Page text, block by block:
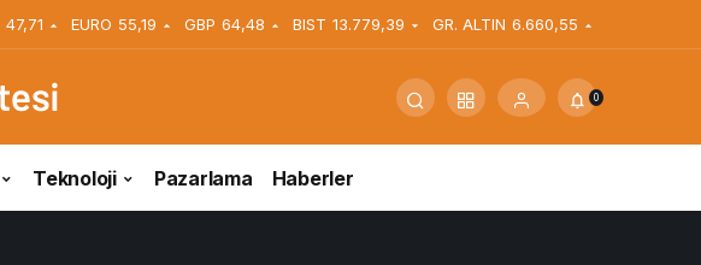
47,71 EURO 55,19 GBP 64,48 BIST 13.779,39 GR. ALTIN 6.660,55
0
Teknoloji Pazarlama Haberler